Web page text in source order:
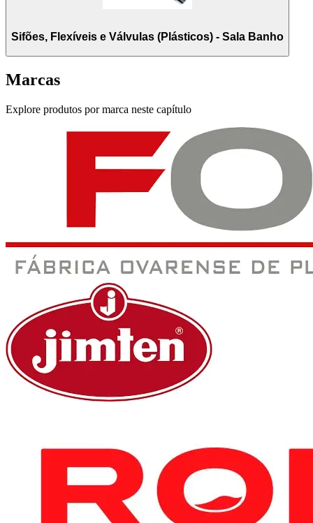
Sifões, Flexíveis e Válvulas (Plásticos) - Sala Banho
Marcas
Explore produtos por marca neste capítulo